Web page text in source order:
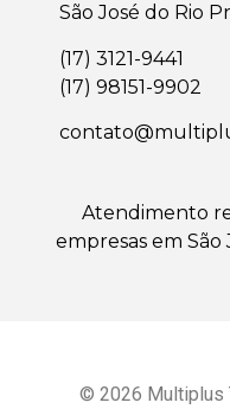
São José do Rio
(17) 3121-9441
(17) 98151-9902
Atendimento
empresas em São
© 2026 Multiplus